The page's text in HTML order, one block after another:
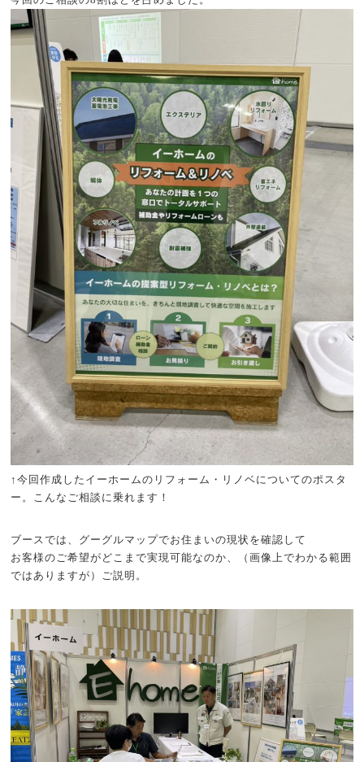
↑今回作成したイーホームのリフォーム・リノベについてのポスタ
ー。こんなご相談に乗れます！
ブースでは、グーグルマップでお住まいの現状を確認して
お客様のご希望がどこまで実現可能なのか、（画像上でわかる範囲
ではありますが）ご説明。